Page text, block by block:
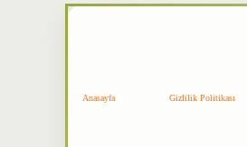
Anasayfa Gizlilik Politikası